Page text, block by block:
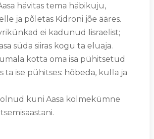
hävitas tema häbikuju,
ja põletas Kidroni jõe ääres.
ei kadunud Iisraelist;
süda siiras kogu ta eluaja.
kotta oma isa pühitsetud
ta ise pühitses: hõbeda, kulla ja
olnud kuni Aasa kolmekümne